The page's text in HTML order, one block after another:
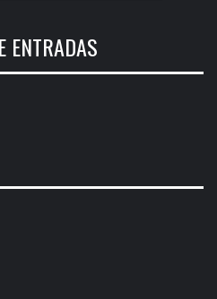
ENTRADAS